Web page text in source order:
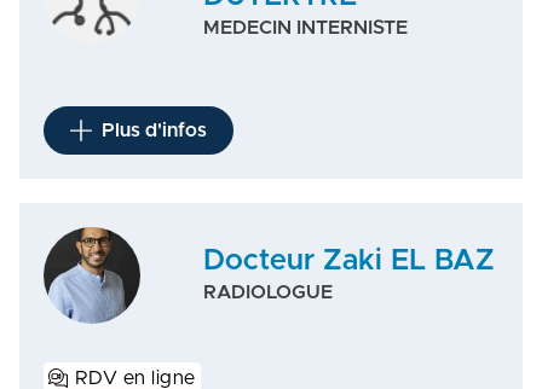
MEDECIN INTERNISTE
Plus d'infos
Docteur Zaki EL BAZ
RADIOLOGUE
RDV en ligne